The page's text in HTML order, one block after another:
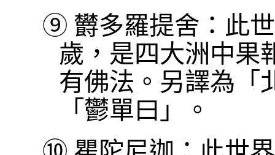
⑨ 欝多羅提舍：此
歲，是四大洲中果
有佛法。另譯為「
「鬱單曰」。